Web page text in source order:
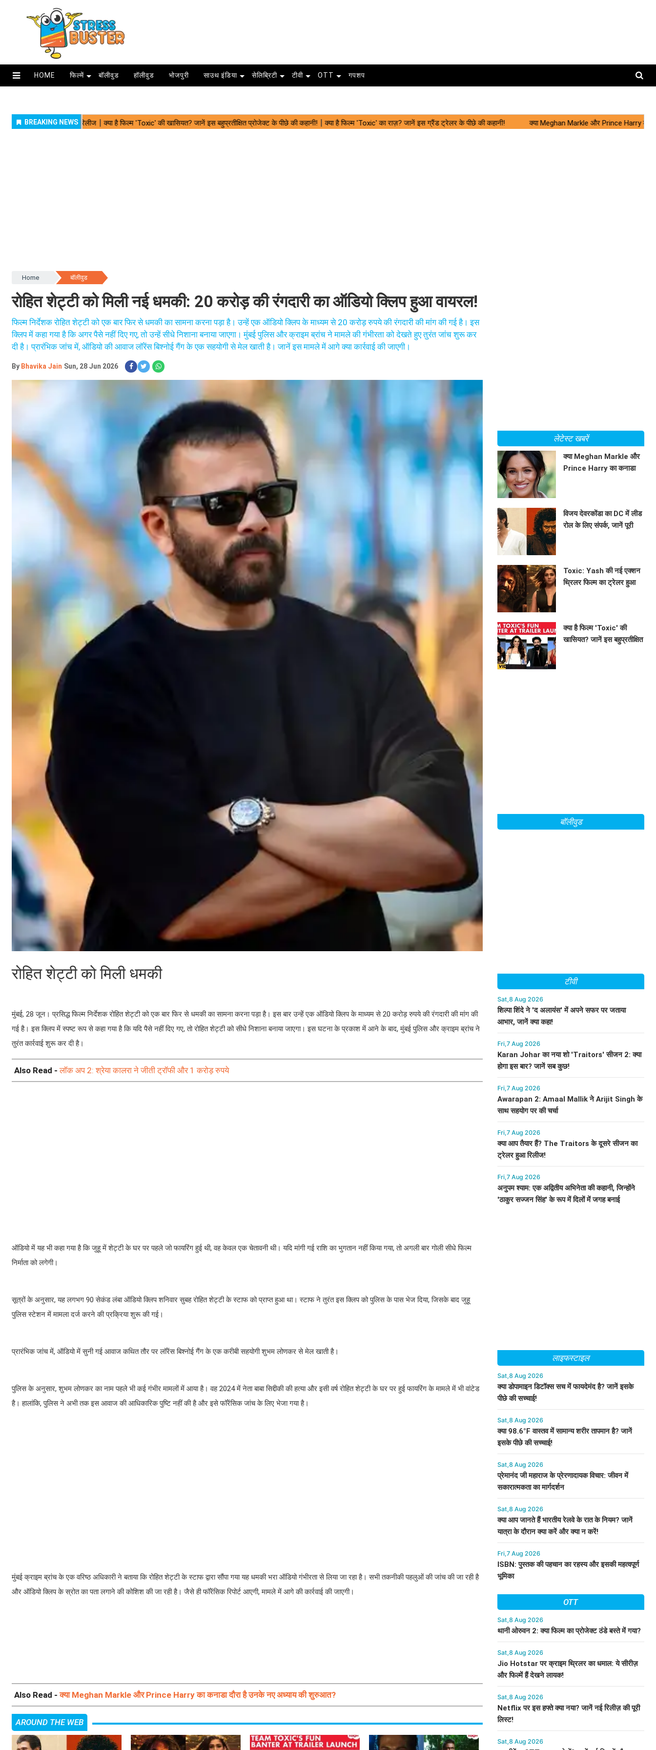
HOME फिल्में बॉलीवुड हॉलीवुड भोजपुरी साउथ इंडिया सेलिब्रिटी टीवी OTT गपशप
Home बॉलीवुड
रोहित शेट्टी को मिली नई धमकी: 20 करोड़ की रंगदारी का ऑडियो क्लिप हुआ वायरल!
फिल्म निर्देशक रोहित शेट्टी को एक बार फिर से धमकी का सामना करना पड़ा है। उन्हें एक ऑडियो क्लिप के माध्यम से 20 करोड़ रुपये की रंगदारी की मांग की गई है। इस
क्लिप में कहा गया है कि अगर पैसे नहीं दिए गए, तो उन्हें सीधे निशाना बनाया जाएगा। मुंबई पुलिस और क्राइम ब्रांच ने मामले की गंभीरता को देखते हुए तुरंत जांच शुरू कर
दी है। प्रारंभिक जांच में, ऑडियो की आवाज लॉरेंस बिश्नोई गैंग के एक सहयोगी से मेल खाती है। जानें इस मामले में आगे क्या कार्रवाई की जाएगी।
By Bhavika Jain Sun, 28 Jun 2026
रोहित शेट्टी को मिली धमकी
मुंबई, 28 जून। प्रसिद्ध फिल्म निर्देशक रोहित शेट्टी को एक बार फिर से धमकी का सामना करना पड़ा है। इस बार उन्हें एक ऑडियो क्लिप के माध्यम से 20 करोड़ रुपये की रंगदारी की मांग की
गई है। इस क्लिप में स्पष्ट रूप से कहा गया है कि यदि पैसे नहीं दिए गए, तो रोहित शेट्टी को सीधे निशाना बनाया जाएगा। इस घटना के प्रकाश में आने के बाद, मुंबई पुलिस और क्राइम ब्रांच ने
तुरंत कार्रवाई शुरू कर दी है।
Also Read -लॉक अप 2: श्रेया कालरा ने जीती ट्रॉफी और 1 करोड़ रुपये
ऑडियो में यह भी कहा गया है कि जुहू में शेट्टी के घर पर पहले जो फायरिंग हुई थी, वह केवल एक चेतावनी थी। यदि मांगी गई राशि का भुगतान नहीं किया गया, तो अगली बार गोली सीधे फिल्म
निर्माता को लगेगी।
सूत्रों के अनुसार, यह लगभग 90 सेकंड लंबा ऑडियो क्लिप शनिवार सुबह रोहित शेट्टी के स्टाफ को प्राप्त हुआ था। स्टाफ ने तुरंत इस क्लिप को पुलिस के पास भेज दिया, जिसके बाद जुहू
पुलिस स्टेशन में मामला दर्ज करने की प्रक्रिया शुरू की गई।
प्रारंभिक जांच में, ऑडियो में सुनी गई आवाज कथित तौर पर लॉरेंस बिश्नोई गैंग के एक करीबी सहयोगी शुभम लोणकर से मेल खाती है।
पुलिस के अनुसार, शुभम लोणकर का नाम पहले भी कई गंभीर मामलों में आया है। वह 2024 में नेता बाबा सिद्दीकी की हत्या और इसी वर्ष रोहित शेट्टी के घर पर हुई फायरिंग के मामले में भी वांटेड
है। हालांकि, पुलिस ने अभी तक इस आवाज की आधिकारिक पुष्टि नहीं की है और इसे फॉरेंसिक जांच के लिए भेजा गया है।
मुंबई क्राइम ब्रांच के एक वरिष्ठ अधिकारी ने बताया कि रोहित शेट्टी के स्टाफ द्वारा सौंपा गया यह धमकी भरा ऑडियो गंभीरता से लिया जा रहा है। सभी तकनीकी पहलुओं की जांच की जा रही है
और ऑडियो क्लिप के स्रोत का पता लगाने की कोशिश की जा रही है। जैसे ही फॉरेंसिक रिपोर्ट आएगी, मामले में आगे की कार्रवाई की जाएगी।
Also Read -क्या Meghan Markle और Prince Harry का कनाडा दौरा है उनके नए अध्याय की शुरुआत?
AROUND THE WEB
लेटेस्ट खबरें
क्या Meghan Markle और
Prince Harry का कनाडा
विजय देवरकोंडा का DC में लीड
रोल के लिए संपर्क, जानें पूरी
Toxic: Yash की नई एक्शन
थ्रिलर फिल्म का ट्रेलर हुआ
क्या है फिल्म 'Toxic' की
खासियत? जानें इस बहुप्रतीक्षित
बॉलीवुड
टीवी
Sat,8 Aug 2026
शिल्पा शिंदे ने 'द अलायंस' में अपने सफर पर जताया
आभार, जानें क्या कहा!
Fri,7 Aug 2026
Karan Johar का नया शो 'Traitors' सीजन 2: क्या
होगा इस बार? जानें सब कुछ!
Fri,7 Aug 2026
Awarapan 2: Amaal Mallik ने Arijit Singh के
साथ सहयोग पर की चर्चा
Fri,7 Aug 2026
क्या आप तैयार हैं? The Traitors के दूसरे सीजन का
ट्रेलर हुआ रिलीज!
Fri,7 Aug 2026
अनुपम श्याम: एक अद्वितीय अभिनेता की कहानी, जिन्होंने
'ठाकुर सज्जन सिंह' के रूप में दिलों में जगह बनाई
लाइफस्टाइल
Sat,8 Aug 2026
क्या डोपामाइन डिटॉक्स सच में फायदेमंद है? जानें इसके
पीछे की सच्चाई!
Sat,8 Aug 2026
क्या 98.6°F वास्तव में सामान्य शरीर तापमान है? जानें
इसके पीछे की सच्चाई!
Sat,8 Aug 2026
प्रेमानंद जी महाराज के प्रेरणादायक विचार: जीवन में
सकारात्मकता का मार्गदर्शन
Sat,8 Aug 2026
क्या आप जानते हैं भारतीय रेलवे के रात के नियम? जानें
यात्रा के दौरान क्या करें और क्या न करें!
Fri,7 Aug 2026
ISBN: पुस्तक की पहचान का रहस्य और इसकी महत्वपूर्ण
भूमिका
OTT
Sat,8 Aug 2026
थानी ओरुवन 2: क्या फिल्म का प्रोजेक्ट ठंडे बस्ते में गया?
Sat,8 Aug 2026
Jio Hotstar पर क्राइम थ्रिलर का धमाल: ये सीरीज़
और फिल्में हैं देखने लायक!
Sat,8 Aug 2026
Netflix पर इस हफ्ते क्या नया? जानें नई रिलीज़ की पूरी
लिस्ट!
Sat,8 Aug 2026